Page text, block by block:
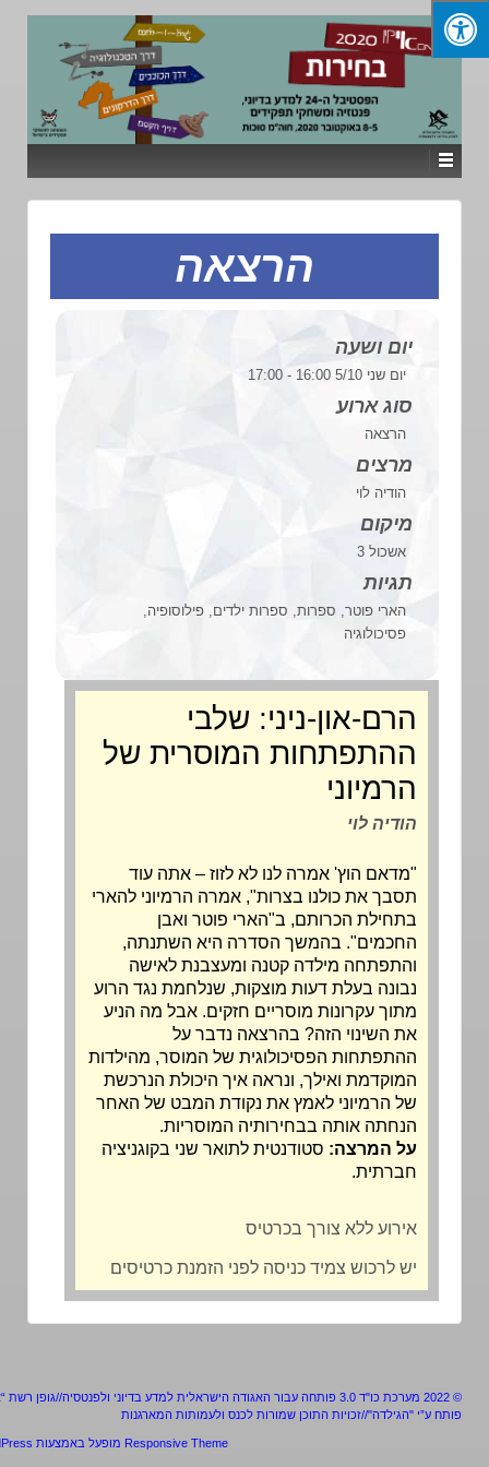
הרצאה
יום ושעה
סוג ארוע
מרצים
הארי פוטר, ספרות, ספרות ילדים, פילוסופיה,
פסיכולוגיה
הרם-און-ניני: שלבי
ההתפתחות המוסרית של
הרמיוני
הודיה לוי
"מדאם הוץ' אמרה לנו לא לזוז – אתה עוד
תסבך את כולנו בצרות", אמרה הרמיוני להארי
בתחילת הכרותם, ב"הארי פוטר ואבן
החכמים". בהמשך הסדרה היא השתנתה,
והתפתחה מילדה קטנה ומעצבנת לאישה
נבונה בעלת דעות מוצקות, שנלחמת נגד הרוע
מתוך עקרונות מוסריים חזקים. אבל מה הניע
את השינוי הזה? בהרצאה נדבר על
ההתפתחות הפסיכולוגית של המוסר, מהילדות
המוקדמת ואילך, ונראה איך היכולת הנרכשת
של הרמיוני לאמץ את נקודת המבט של האחר
הנחתה אותה בבחירותיה המוסריות.
על המרצה:סטודנטית לתואר שני בקוגניציה
חברתית.
אירוע ללא צורך בכרטיס
יש לרכוש צמיד כניסה לפני הזמנת כרטיסים
מערכת כו"ד 3.0 פותחה עבור האגודה הישראלית למדע בדיוני ולפנטסיה//גופן רשת “אלף”
"הגילדה"//זכויות התוכן שמורות לכנס ולעמותות המארגנות
Responsive Themeמופעל באמצעות WordPress